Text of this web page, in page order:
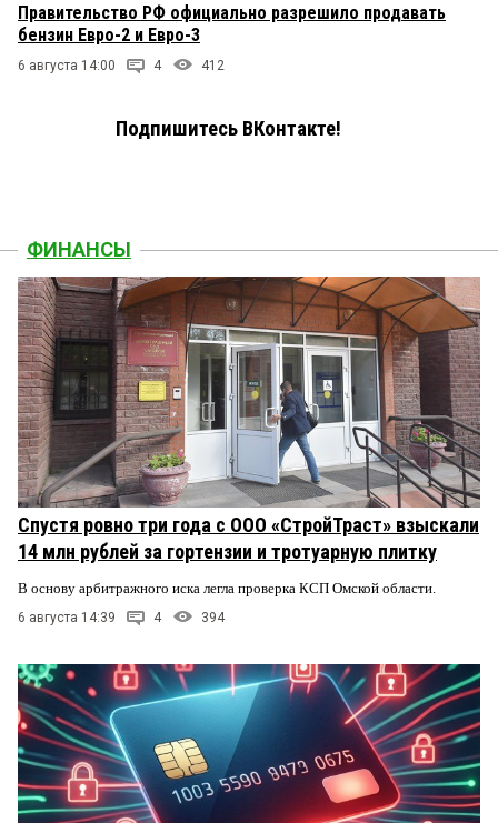
Правительство РФ официально разрешило продавать
бензин Евро-2 и Евро-3
6 августа 14:00 4 412
Подпишитесь ВКонтакте!
ФИНАНСЫ
Спустя ровно три года с ООО «СтройТраст» взыскали
14 млн рублей за гортензии и тротуарную плитку
В основу арбитражного иска легла проверка КСП Омской области.
6 августа 14:39 4 394